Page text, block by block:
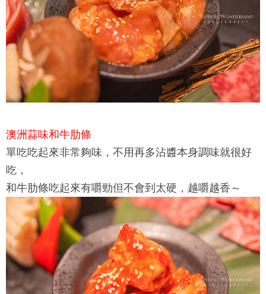
澳洲蒜味和牛肋條
單吃吃起來非常夠味，不用再多沾醬本身調味就很好
吃，
和牛肋條吃起來有嚼勁但不會到太硬，越嚼越香～